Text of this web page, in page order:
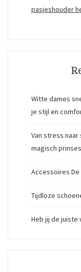
pasjeshouder
Witte dames
je stijl en
Van stress
magisch
Accessoires
Tijdloze
Heb jij de juiste